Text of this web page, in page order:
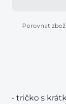
Porovnat
• tričko s